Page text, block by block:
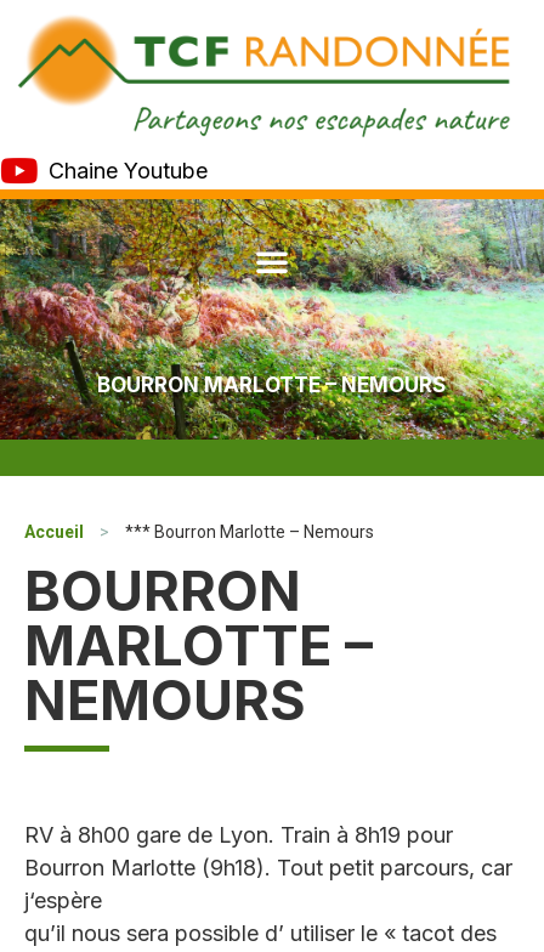
Chaine Youtube
BOURRON MARLOTTE – NEMOURS
Accueil > *** Bourron Marlotte – Nemours
BOURRON
MARLOTTE –
NEMOURS
RV à 8h00 gare de Lyon. Train à 8h19 pour
Bourron Marlotte (9h18). Tout petit parcours, car
j‘espère
qu’il nous sera possible d’ utiliser le « tacot des